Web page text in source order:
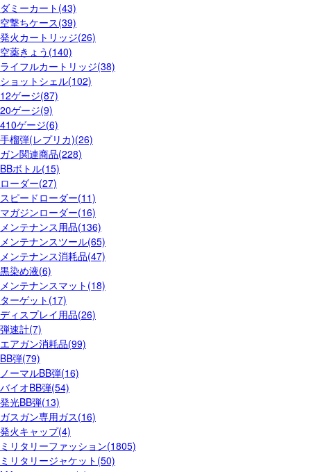
ダミーカート(43)
空撃ちケース(39)
発火カートリッジ(26)
空薬きょう(140)
ライフルカートリッジ(38)
ショットシェル(102)
12ゲージ(87)
20ゲージ(9)
410ゲージ(6)
手榴弾(レプリカ)(26)
ガン関連商品(228)
BBボトル(15)
ローダー(27)
スピードローダー(11)
マガジンローダー(16)
メンテナンス用品(136)
メンテナンスツール(65)
メンテナンス消耗品(47)
黒染め液(6)
メンテナンスマット(18)
ターゲット(17)
ディスプレイ用品(26)
弾速計(7)
エアガン消耗品(99)
BB弾(79)
ノーマルBB弾(16)
バイオBB弾(54)
発光BB弾(13)
ガスガン専用ガス(16)
発火キャップ(4)
ミリタリーファッション(1805)
ミリタリージャケット(50)